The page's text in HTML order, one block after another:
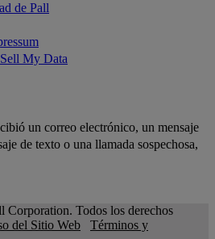
de Pall
My Data
un correo electrónico, un mensaje
de texto o una llamada sospechosa,
Corporation. Todos los derechos
del Sitio Web
Términos y